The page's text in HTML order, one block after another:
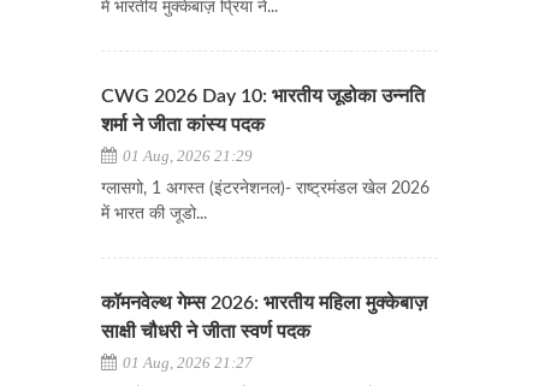
में भारतीय मुक्केबाज़ प्रिया ने...
CWG 2026 Day 10: भारतीय जूडोका उन्नति
शर्मा ने जीता कांस्य पदक
01 Aug, 2026 21:29
ग्लासगो, 1 अगस्त (इंटरनेशनल)- राष्ट्रमंडल खेल 2026
में भारत की जूडो...
कॉमनवेल्थ गेम्स 2026: भारतीय महिला मुक्केबाज़
साक्षी चौधरी ने जीता स्वर्ण पदक
01 Aug, 2026 21:27